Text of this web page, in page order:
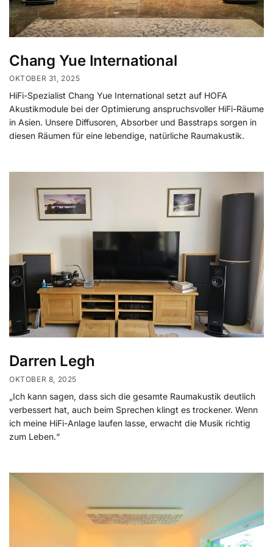
Chang Yue International
OKTOBER 31, 2025
HiFi-Spezialist Chang Yue International setzt auf HOFA
Akustikmodule bei der Optimierung anspruchsvoller HiFi-Räume
in Asien. Unsere Diffusoren, Absorber und Basstraps sorgen in
diesen Räumen für eine lebendige, natürliche Raumakustik.
Darren Legh
OKTOBER 8, 2025
„Ich kann sagen, dass sich die gesamte Raumakustik deutlich
verbessert hat, auch beim Sprechen klingt es trockener. Wenn
ich meine HiFi-Anlage laufen lasse, erwacht die Musik richtig
zum Leben.“